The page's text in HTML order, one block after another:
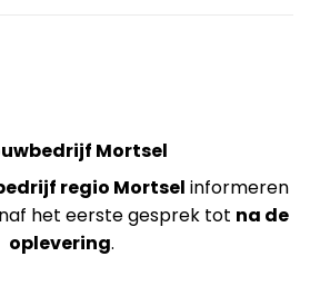
Mortsel
regio Mortsel informeren
het eerste gesprek tot na de
oplevering.